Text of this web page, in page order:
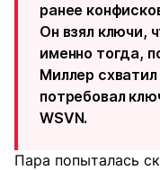
ранее
Он взял ключи,
именно тогда,
Миллер
потребовал
WSVN.
Пара попыталась